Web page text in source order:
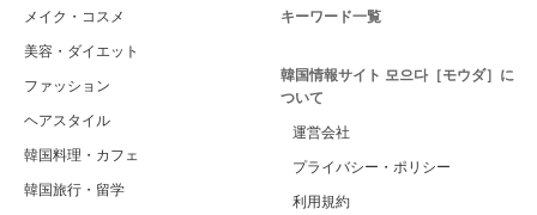
メイク・コスメ
美容・ダイエット
ファッション
ヘアスタイル
韓国料理・カフェ
韓国旅行・留学
キーワード一覧
韓国情報サイト 모으다［モウダ］に
ついて
運営会社
プライバシー・ポリシー
利用規約